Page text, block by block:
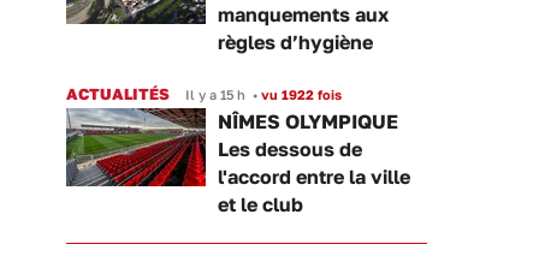
manquements aux
règles d’hygiène
ACTUALITÉS Il y a 15 h • vu 1922 fois
NÎMES OLYMPIQUE
Les dessous de
l'accord entre la ville
et le club